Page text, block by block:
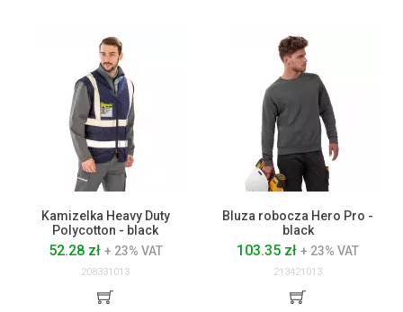
Kamizelka Heavy Duty
Polycotton - black
52.28 zł + 23% VAT
208331013
Bluza robocza Hero Pro -
black
103.35 zł + 23% VAT
213421013